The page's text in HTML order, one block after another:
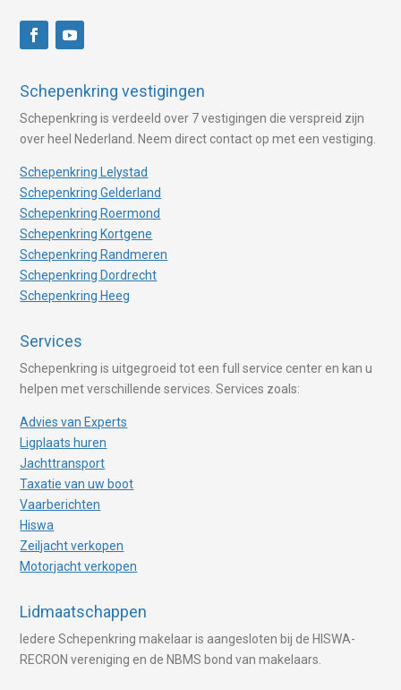
Schepenkring vestigingen
Schepenkring is verdeeld over 7 vestigingen die verspreid zijn
over heel Nederland. Neem direct contact op met een vestiging.
Schepenkring Lelystad
Schepenkring Gelderland
Schepenkring Roermond
Schepenkring Kortgene
Schepenkring Randmeren
Schepenkring Dordrecht
Schepenkring Heeg
Services
Schepenkring is uitgegroeid tot een full service center en kan u
helpen met verschillende services. Services zoals:
Advies van Experts
Ligplaats huren
Jachttransport
Taxatie van uw boot
Vaarberichten
Hiswa
Zeiljacht verkopen
Motorjacht verkopen
Lidmaatschappen
Iedere Schepenkring makelaar is aangesloten bij de HISWA-
RECRON vereniging en de NBMS bond van makelaars.